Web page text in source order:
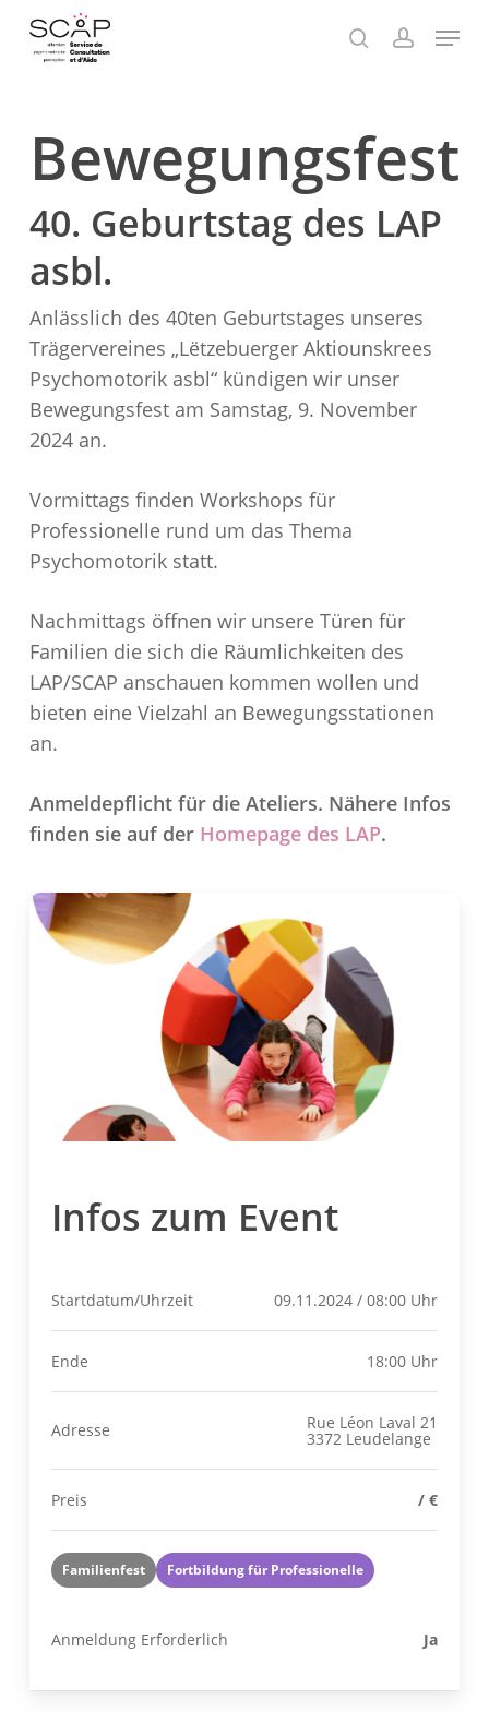
Skip
searchaccount
Menu
Bewegungsfest
40. Geburtstag des LAP
asbl.
Anlässlich des 40ten Geburtstages unseres
Trägervereines „Lëtzebuerger Aktiounskrees
Psychomotorik asbl“ kündigen wir unser
Bewegungsfest am Samstag, 9. November
2024 an.
Vormittags finden Workshops für
Professionelle rund um das Thema
Psychomotorik statt.
Nachmittags öffnen wir unsere Türen für
Familien die sich die Räumlichkeiten des
LAP/SCAP anschauen kommen wollen und
bieten eine Vielzahl an Bewegungsstationen
an.
Anmeldepflicht für die Ateliers. Nähere Infos
finden sie auf der Homepage des LAP.
Infos zum Event
Startdatum/Uhrzeit 09.11.2024 / 08:00 Uhr
Ende 18:00 Uhr
Adresse Rue Léon Laval 21
3372 Leudelange
Preis / €
Familienfest Fortbildung für Professionelle
Anmeldung Erforderlich Ja